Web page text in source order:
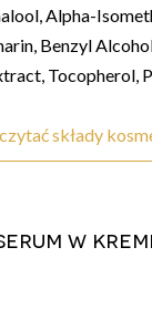
Alpha-
Benzyl
Tocopherol,
składy
w